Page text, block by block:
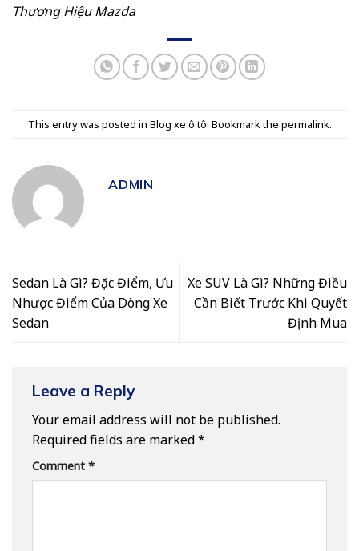
Thương Hiệu Mazda
This entry was posted in Blog xe ô tô. Bookmark the permalink.
ADMIN
Sedan Là Gì? Đặc Điểm, Ưu
Nhược Điểm Của Dòng Xe
Sedan
Xe SUV Là Gì? Những Điều
Cần Biết Trước Khi Quyết
Định Mua
Leave a Reply
Your email address will not be published.
Required fields are marked*
Comment *